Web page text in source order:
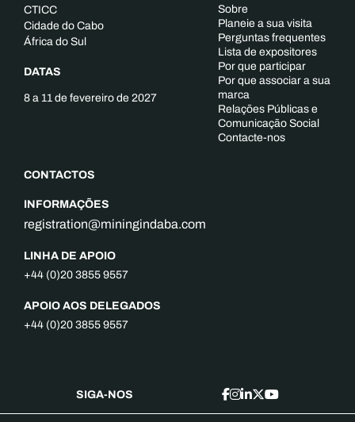
CTICC
Cidade do Cabo
África do Sul
DATAS
8 a 11 de fevereiro de 2027
CONTACTOS
INFORMAÇÕES
registration@miningindaba.com
LINHA DE APOIO
+44 (0)20 3855 9557
APOIO AOS DELEGADOS
+44 (0)20 3855 9557
Sobre
Planeie a sua visita
Perguntas frequentes
Lista de expositores
Por que participar
Por que associar a sua
marca
Relações Públicas e
Comunicação Social
Contacte-nos
SIGA-NOS